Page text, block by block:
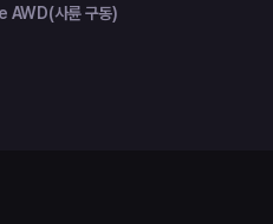
사륜 구동)